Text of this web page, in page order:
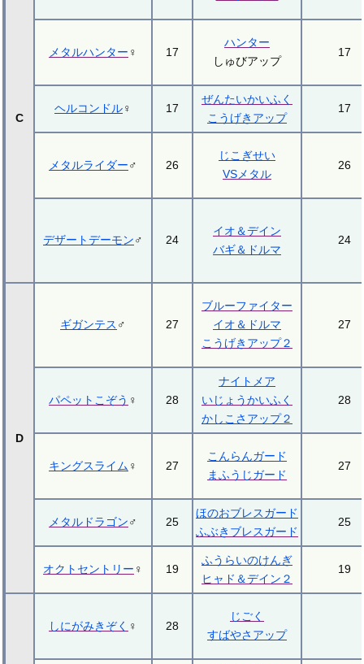
C
メタルハンター ♀ 17
ハンター
しゅびアップ
17
ヘルコンドル♀ 17
ぜんたいかいふく
こうげきアップ
17
メタルライダー♂ 26
じこぎせい
VSメタル
26
デザートデーモン♂ 24
イオ＆デイン
バギ＆ドルマ
24
D
ギガンテス ♂ 27
ブルーファイター
イオ＆ドルマ
こうげきアップ２
27
パペットこぞう ♀ 28
ナイトメア
いじょうかいふく
かしこさアップ２
28
キングスライム ♀ 27
こんらんガード
まふうじガード
27
メタルドラゴン♂ 25
ほのおブレスガード
ふぶきブレスガード
25
オクトセントリー ♀ 19
ふうらいのけんぎ
ヒャド＆デイン２
19
しにがみきぞく ♀ 28
じごく
すばやさアップ